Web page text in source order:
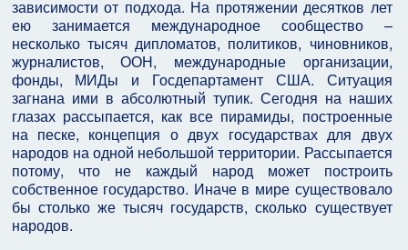
зависимости от подхода. На протяжении десятков лет
ею занимается международное сообщество –
несколько тысяч дипломатов, политиков, чиновников,
журналистов, ООН, международные организации,
фонды, МИДы и Госдепартамент США. Ситуация
загнана ими в абсолютный тупик. Сегодня на наших
глазах рассыпается, как все пирамиды, построенные
на песке, концепция о двух государствах для двух
народов на одной небольшой территории. Рассыпается
потому, что не каждый народ может построить
собственное государство. Иначе в мире существовало
бы столько же тысяч государств, сколько существует
народов.